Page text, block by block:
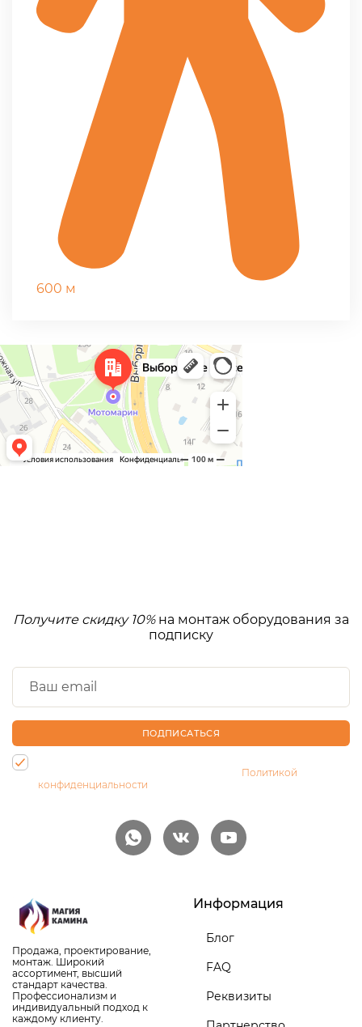
600 м
Получите скидку 10%на монтаж оборудования за
подписку
ПОДПИСАТЬСЯ
Политикой
конфиденциальности
Продажа, проектирование,
монтаж. Широкий
ассортимент, высший
стандарт качества.
Профессионализм и
индивидуальный подход к
каждому клиенту.
Информация
Блог
FAQ
Реквизиты